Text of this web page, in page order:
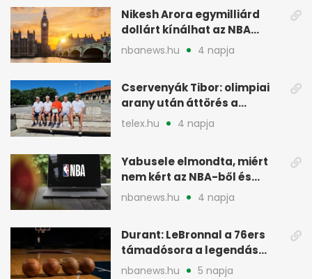
Nikesh Arora egymilliárd
dollárt kínálhat az NBA
Europe londoni csapatáért
nbanews.hu 4 napja
Cservenyák Tibor: olimpiai
arany után áttörés a
rákkutatásban
telex.hu 4 napja
Yabusele elmondta, miért
nem kért az NBA-ből és
miért jött Európába
nbanews.hu 4 napja
Durant: LeBronnal a 76ers
támadósora a legendás
Warriorsra emlékeztet
nbanews.hu 5 napja